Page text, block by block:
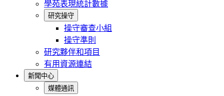
學苑表現統計數據
研究操守
操守審查小組
操守準則
研究夥伴和項目
有用資源連結
新聞中心
媒體通訊